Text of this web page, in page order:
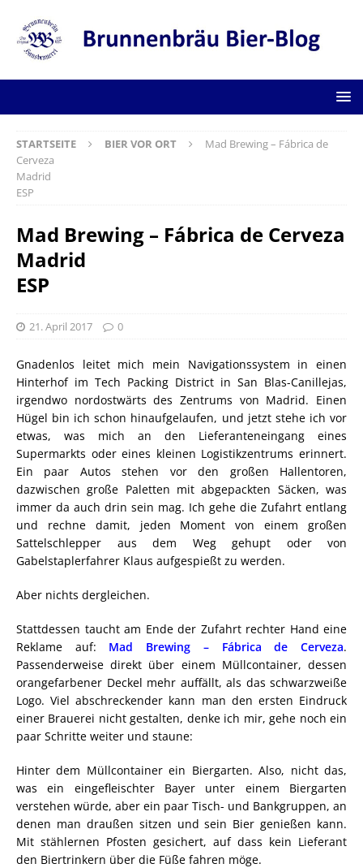
STARTSEITE BIER VOR ORT
Mad Brewing – Fábrica de
Cerveza
Madrid
ESP
Mad Brewing – Fábrica de Cerveza
Madrid
ESP
21. April 2017 0
Gnadenlos leitet mich mein Navigationssystem in einen
Hinterhof im Tech Packing District in San Blas-Canillejas,
irgendwo nordostwärts des Zentrums von Madrid. Einen
Hügel bin ich schon hinaufgelaufen, und jetzt stehe ich vor
etwas, was mich an den Lieferanteneingang eines
Supermarkts oder eines kleinen Logistikzentrums erinnert.
Ein paar Autos stehen vor den großen Hallentoren,
dazwischen große Paletten mit abgepackten Säcken, was
immer da auch drin sein mag. Ich gehe die Zufahrt entlang
und rechne damit, jeden Moment von einem großen
Sattelschlepper aus dem Weg gehupt oder von
Gabelstaplerfahrer Klaus aufgespießt zu werden.
Aber nichts dergleichen.
Stattdessen taucht am Ende der Zufahrt rechter Hand eine
Reklame auf: Mad Brewing – Fábrica de Cerveza.
Passenderweise direkt über einem Müllcontainer, dessen
orangefarbener Deckel mehr auffällt, als das schwarzweiße
Logo. Viel abschreckender kann man den ersten Eindruck
einer Brauerei nicht gestalten, denke ich mir, gehe noch ein
paar Schritte weiter und staune:
Hinter dem Müllcontainer ein Biergarten. Also, nicht das,
was ein eingefleischter Bayer unter einem Biergarten
verstehen würde, aber ein paar Tisch- und Bankgruppen, an
denen man draußen sitzen und sein Bier genießen kann.
Mit stählernen Pfosten gesichert, auf dass kein Lieferant
den Biertrinkern über die Füße fahren möge.